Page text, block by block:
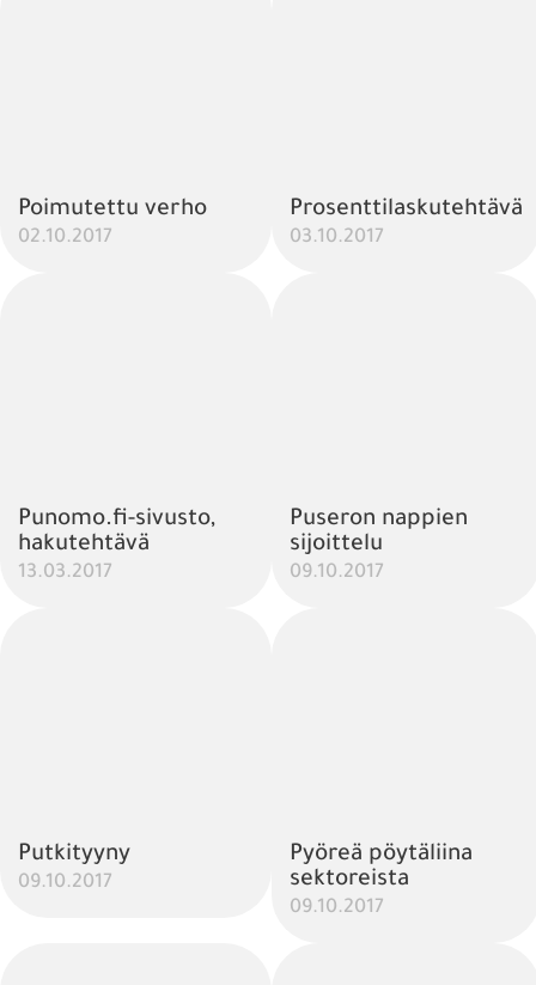
Poimutettu verho
02.10.2017
Prosenttilaskutehtävä
03.10.2017
Punomo.fi-sivusto,
hakutehtävä
13.03.2017
Puseron nappien
sijoittelu
09.10.2017
Putkityyny
09.10.2017
Pyöreä pöytäliina
sektoreista
09.10.2017